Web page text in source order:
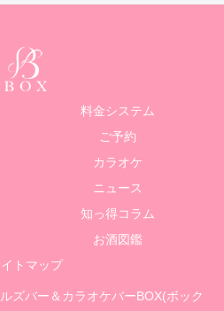
料金システム
ご予約
カラオケ
ニュース
知っ得コラム
お酒図鑑
トマップ
ズバー＆カラオケバーBOX(ボック